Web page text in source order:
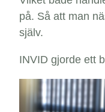
på. Så att man
själv.
INVID gjorde ett